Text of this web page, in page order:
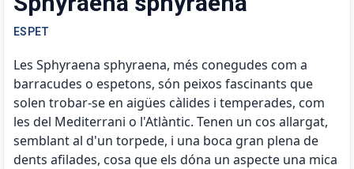
ESPET
Les Sphyraena sphyraena, més conegudes com a
barracudes o espetons, són peixos fascinants que
solen trobar-se en aigües càlides i temperades, com
les del Mediterrani o l'Atlàntic. Tenen un cos allargat,
semblant al d'un torpede, i una boca gran plena de
dents afilades, cosa que els dóna un aspecte una mica